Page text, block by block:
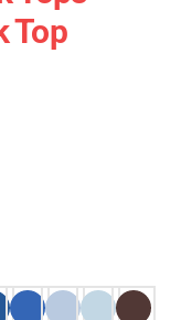
Top